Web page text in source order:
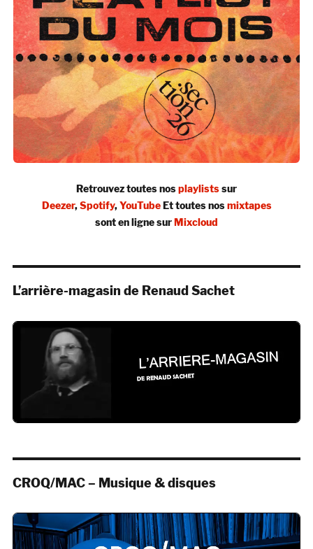
Retrouvez toutes nosplaylistssur
Deezer,Spotify,YouTubeEt toutes nosmixtapes
sont en ligne surMixcloud
L’arrière-magasin de Renaud Sachet
CROQ/MAC – Musique & disques